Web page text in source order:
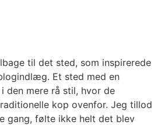
til det sted, som inspirerede
Et sted med en
den mere rå stil, hvor de
kop ovenfor. Jeg tillod
gang, følte ikke helt det blev